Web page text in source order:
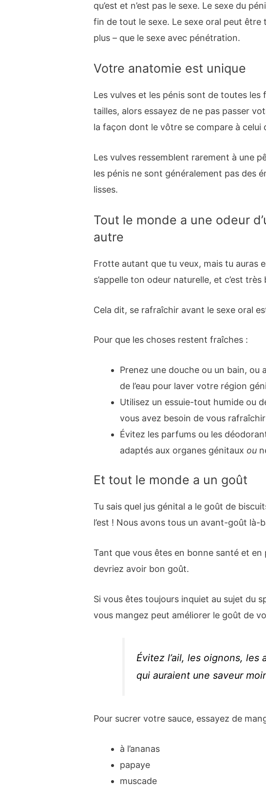
qu’est et n’est pas le sexe. Le sexe du
fin de tout le sexe. Le sexe oral peut être
plus – que le sexe avec pénétration.
Votre anatomie est unique
Les vulves et les pénis sont de toutes les
tailles, alors essayez de ne pas passer
la façon dont le vôtre se compare à celui
Les vulves ressemblent rarement à une
les pénis ne sont généralement pas des
lisses.
Tout le monde a une odeur
autre
Frotte autant que tu veux, mais tu auras
s’appelle ton odeur naturelle, et c’est très
Cela dit, se rafraîchir avant le sexe oral
Pour que les choses restent fraîches :
Prenez une douche ou un bain, ou
de l’eau pour laver votre région
Utilisez un essuie-tout humide ou
vous avez besoin de vous
Évitez les parfums ou les
adaptés aux organes génitaux ou
Et tout le monde a un goût
Tu sais quel jus génital a le goût de
l’est ! Nous avons tous un avant-goût là-
Tant que vous êtes en bonne santé et
devriez avoir bon goût.
Si vous êtes toujours inquiet au sujet du
vous mangez peut améliorer le goût de
Évitez l’ail, les oignons, les
qui auraient une saveur
Pour sucrer votre sauce, essayez de
à l’ananas
papaye
muscade